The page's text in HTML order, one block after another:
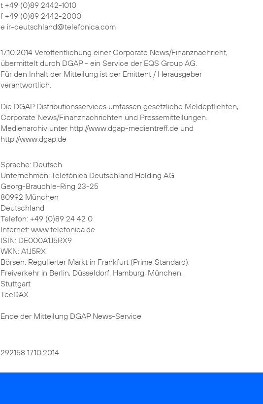
t +49 (0)89 2442-1010
f +49 (0)89 2442-2000
e ir-deutschland@telefonica.com
17.10.2014 Veröffentlichung einer Corporate News/Finanznachricht,
übermittelt durch DGAP - ein Service der EQS Group AG.
Für den Inhalt der Mitteilung ist der Emittent / Herausgeber
verantwortlich.
Die DGAP Distributionsservices umfassen gesetzliche Meldepflichten,
Corporate News/Finanznachrichten und Pressemitteilungen.
Medienarchiv unter http://www.dgap-medientreff.de und
http://www.dgap.de
Sprache: Deutsch
Unternehmen: Telefónica Deutschland Holding AG
Georg-Brauchle-Ring 23-25
80992 München
Deutschland
Telefon: +49 (0)89 24 42 0
Internet: www.telefonica.de
ISIN: DE000A1J5RX9
WKN: A1J5RX
Börsen: Regulierter Markt in Frankfurt (Prime Standard);
Freiverkehr in Berlin, Düsseldorf, Hamburg, München,
Stuttgart
TecDAX
Ende der Mitteilung DGAP News-Service
292158 17.10.2014